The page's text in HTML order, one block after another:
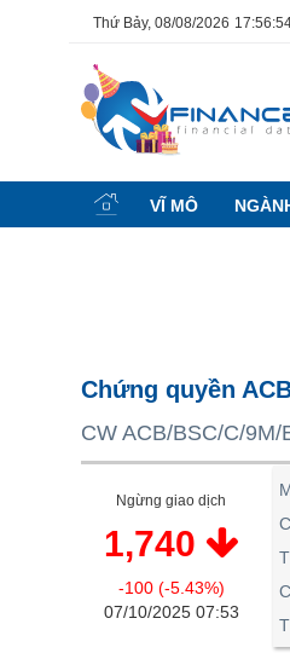
Thứ Bảy, 08/08/2026
VĨ MÔ
Chứng quyền
CW ACB/BSC/C/9M/
Ngừng giao dịch
1,740
-100 (-5.43%)
07/10/2025 07:53
Tính năng Ngành
BẤT ĐỘNG SẢN
TÀI CHÍNH
KINH TẾ
THẾ GIỚI
ĐÔNG DƯƠNG